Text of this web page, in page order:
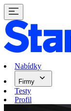
Nabídky
Firmy
Testy
Profil